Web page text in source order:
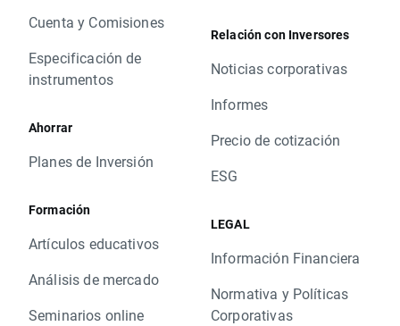
Cuenta y Comisiones
Especificación de
instrumentos
Ahorrar
Planes de Inversión
Formación
Artículos educativos
Análisis de mercado
Seminarios online
Relación con Inversores
Noticias corporativas
Informes
Precio de cotización
ESG
LEGAL
Información Financiera
Normativa y Políticas
Corporativas